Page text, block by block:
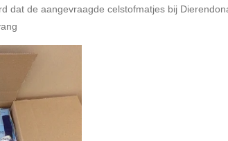
dat de aangevraagde celstofmatjes bij